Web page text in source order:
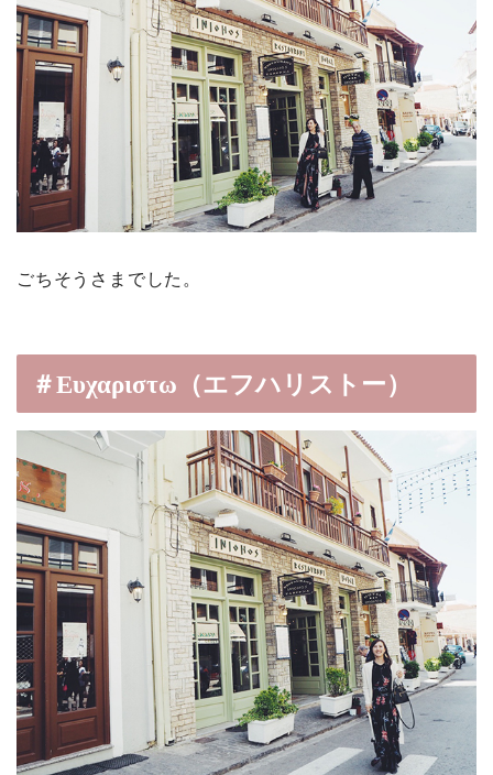
ごちそうさまでした。
＃Ευχαριστω（エフハリストー）